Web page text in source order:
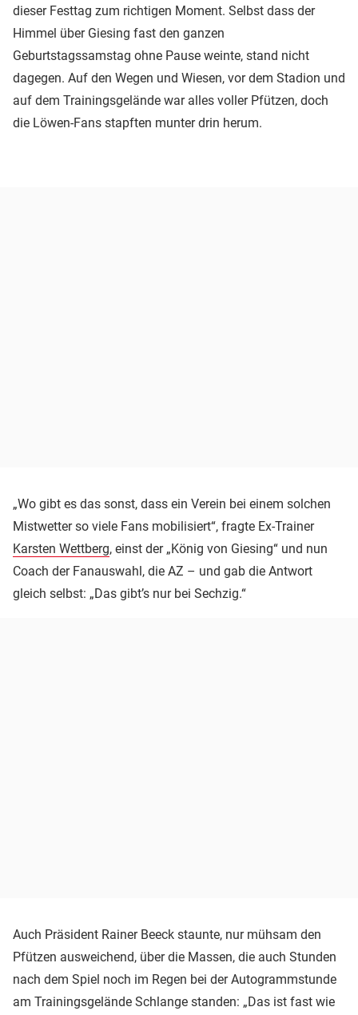
dieser Festtag zum richtigen Moment. Selbst dass der
Himmel über Giesing fast den ganzen
Geburtstagssamstag ohne Pause weinte, stand nicht
dagegen. Auf den Wegen und Wiesen, vor dem Stadion und
auf dem Trainingsgelände war alles voller Pfützen, doch
die Löwen-Fans stapften munter drin herum.
„Wo gibt es das sonst, dass ein Verein bei einem solchen
Mistwetter so viele Fans mobilisiert“, fragte Ex-Trainer
Karsten Wettberg, einst der „König von Giesing“ und nun
Coach der Fanauswahl, die AZ – und gab die Antwort
gleich selbst: „Das gibt’s nur bei Sechzig.“
Auch Präsident Rainer Beeck staunte, nur mühsam den
Pfützen ausweichend, über die Massen, die auch Stunden
nach dem Spiel noch im Regen bei der Autogrammstunde
am Trainingsgelände Schlange standen: „Das ist fast wie